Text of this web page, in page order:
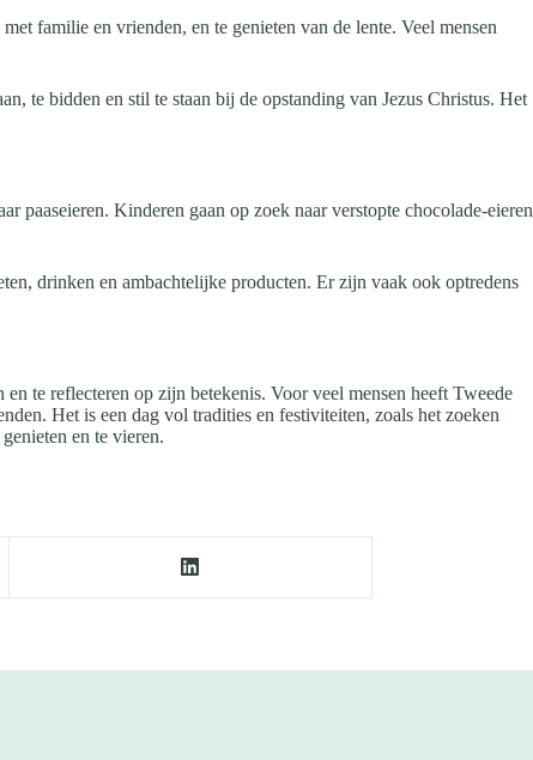
familie en vrienden, en te genieten van de lente. Veel mensen
te bidden en stil te staan bij de opstanding van Jezus Christus. Het
paaseieren. Kinderen gaan op zoek naar verstopte chocolade-eieren
drinken en ambachtelijke producten. Er zijn vaak ook optredens
te reflecteren op zijn betekenis. Voor veel mensen heeft Tweede
Het is een dag vol tradities en festiviteiten, zoals het zoeken
en te vieren.